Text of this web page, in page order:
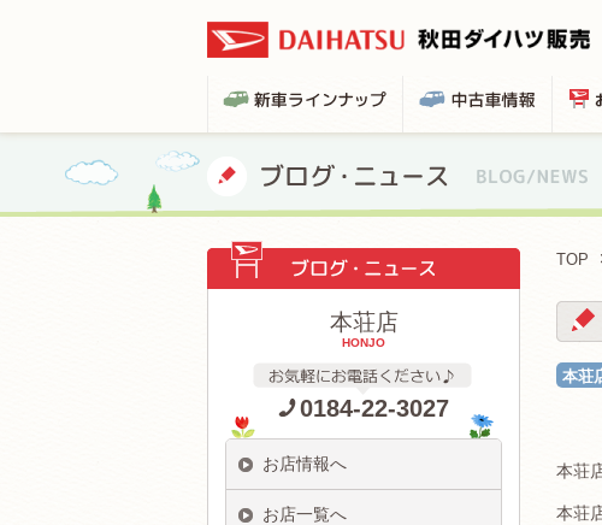
TOP
本荘
本荘
本荘
本荘店
HONJO
0184-22-3027
お店情報へ
お店一覧へ